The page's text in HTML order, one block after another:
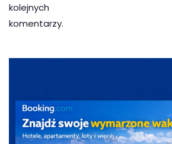
kolejnych
komentarzy.